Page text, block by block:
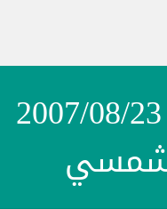
التاريخ الميلادي 2007/08/23